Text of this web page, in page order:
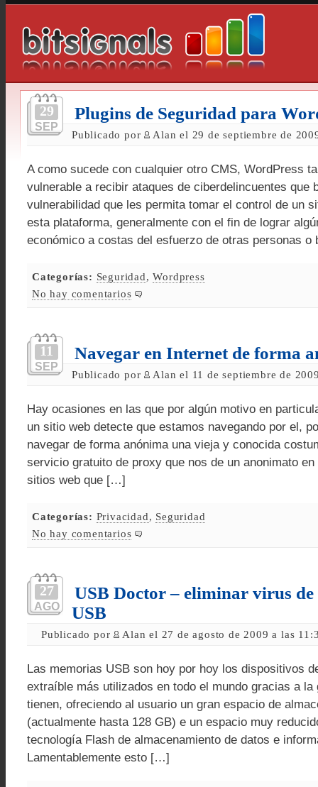
29
SEP
Plugins de Seguridad para
Publicado por Alan el 29 de septiembre de
A como sucede con cualquier otro CMS, WordPress
vulnerable a recibir ataques de ciberdelincuentes que
vulnerabilidad que les permita tomar el control de un
esta plataforma, generalmente con el fin de lograr
económico a costas del esfuerzo de otras personas
Categorías: Seguridad,Wordpress
No hay comentarios
11
SEP
Navegar en Internet de forma
Publicado por Alan el 11 de septiembre de
Hay ocasiones en las que por algún motivo en
un sitio web detecte que estamos navegando por el,
navegar de forma anónima una vieja y conocida
servicio gratuito de proxy que nos de un anonimato
sitios web que […]
Categorías: Privacidad, Seguridad
No hay comentarios
27
AGO
USB Doctor – eliminar virus de
USB
Publicado por Alan el 27 de agosto de 2009 a las
Las memorias USB son hoy por hoy los dispositivos
extraíble más utilizados en todo el mundo gracias a la
tienen, ofreciendo al usuario un gran espacio de
(actualmente hasta 128 GB) e un espacio muy
tecnología Flash de almacenamiento de datos e
Lamentablemente esto […]